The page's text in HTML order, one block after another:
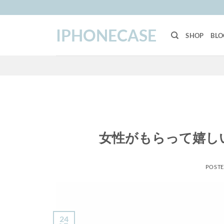
to
IPHONECASE SHOP
女性がもらって嬉
24